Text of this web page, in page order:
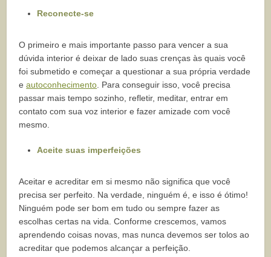
Reconecte-se
O primeiro e mais importante passo para vencer a sua
dúvida interior é deixar de lado suas crenças às quais você
foi submetido e começar a questionar a sua própria verdade
eautoconhecimento . Para conseguir isso, você precisa
passar mais tempo sozinho, refletir, meditar, entrar em
contato com sua voz interior e fazer amizade com você
mesmo.
Aceite suas imperfeições
Aceitar e acreditar em si mesmo não significa que você
precisa ser perfeito. Na verdade, ninguém é, e isso é ótimo!
Ninguém pode ser bom em tudo ou sempre fazer as
escolhas certas na vida. Conforme crescemos, vamos
aprendendo coisas novas, mas nunca devemos ser tolos ao
acreditar que podemos alcançar a perfeição.